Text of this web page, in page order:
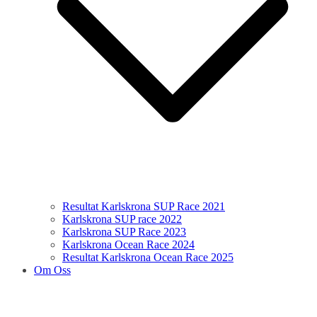
Resultat Karlskrona SUP Race 2021
Karlskrona SUP race 2022
Karlskrona SUP Race 2023
Karlskrona Ocean Race 2024
Resultat Karlskrona Ocean Race 2025
Om Oss